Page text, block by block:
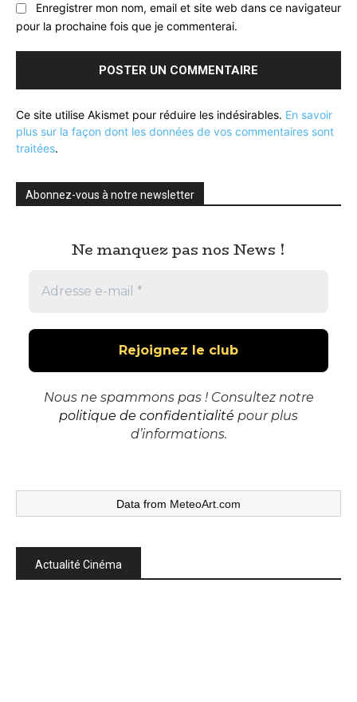
Enregistrer mon nom, email et site web dans ce navigateur
pour la prochaine fois que je commenterai.
Ce site utilise Akismet pour réduire les indésirables. En savoir
plus sur la façon dont les données de vos commentaires sont
traitées.
Abonnez-vous à notre newsletter
Ne manquez pas nos News !
Nous ne spammons pas ! Consultez notre
politique de confidentialité pour plus
d’informations.
Data from MeteoArt.com
Actualité Cinéma